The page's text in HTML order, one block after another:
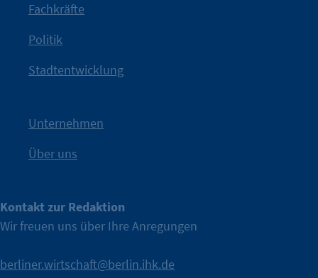
IHK Berlin. Offizieller Unterstützer der Berliner Wirtschaft.
Nach einer aufmerksamkeitsstarken Teaserphase geht die
Kampagne der IHK Berlin in die nächste Stufe. Mit
IHK?“wurde bewusst Neugier geweckt und Gespräche
Fachkräfte
Politik
Stadtentwicklung
Unternehmen
Über uns
Kontakt zur Redaktion
Wir freuen uns über Ihre Anregungen
berliner.wirtschaft@berlin.ihk.de